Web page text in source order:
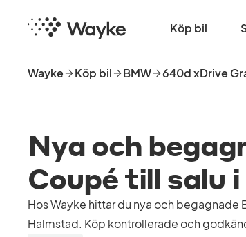
huvudinnehåll
Startsida Köp bil
Wayke Köp bil BMW 640d xDrive
Nya och
Coupé till salu
Hos Wayke hittar du nya och begagnade
Halmstad. Köp kontrollerade och